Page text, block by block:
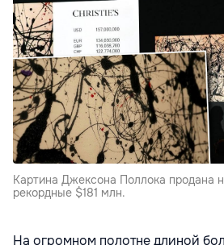
Картина Джексона Поллока продана
рекордные $181 млн.
На огромном полотне длиной